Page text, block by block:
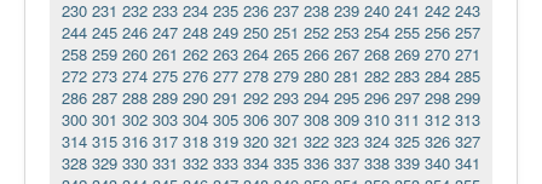
230 231 232 233 234 235 236 237 238 239 240 241 242 243
244 245 246 247 248 249 250 251 252 253 254 255 256 257
258 259 260 261 262 263 264 265 266 267 268 269 270 271
272 273 274 275 276 277 278 279 280 281 282 283 284 285
286 287 288 289 290 291 292 293 294 295 296 297 298 299
300 301 302 303 304 305 306 307 308 309 310 311 312 313
314 315 316 317 318 319 320 321 322 323 324 325 326 327
328 329 330 331 332 333 334 335 336 337 338 339 340 341